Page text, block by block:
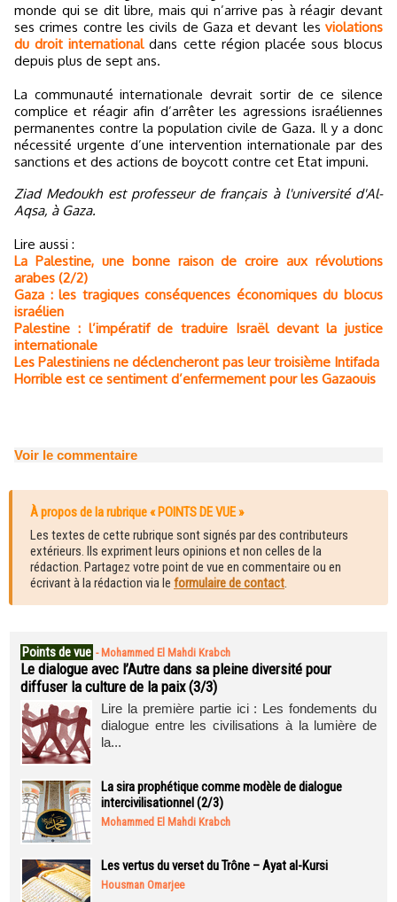
monde qui se dit libre, mais qui n’arrive pas à réagir devant
ses crimes contre les civils de Gaza et devant les violations
du droit internationaldans cette région placée sous blocus
depuis plus de sept ans.
La communauté internationale devrait sortir de ce silence
complice et réagir afin d’arrêter les agressions israéliennes
permanentes contre la population civile de Gaza. Il y a donc
nécessité urgente d’une intervention internationale par des
sanctions et des actions de boycott contre cet Etat impuni.
Ziad Medoukh est professeur de français à l'université d'Al-
Aqsa, à Gaza.
Lire aussi :
La Palestine, une bonne raison de croire aux révolutions
arabes (2/2)
Gaza : les tragiques conséquences économiques du blocus
israélien
Palestine : l’impératif de traduire Israël devant la justice
internationale
Les Palestiniens ne déclencheront pas leur troisième Intifada
Horrible est ce sentiment d’enfermement pour les Gazaouis
Voir le commentaire
À propos de la rubrique « POINTS DE VUE »
Les textes de cette rubrique sont signés par des contributeurs
extérieurs. Ils expriment leurs opinions et non celles de la
rédaction. Partagez votre point de vue en commentaire ou en
écrivant à la rédaction via le formulaire de contact.
Points de vue - Mohammed El Mahdi Krabch
Le dialogue avec l’Autre dans sa pleine diversité pour
diffuser la culture de la paix (3/3)
Lire la première partie ici : Les fondements du
dialogue entre les civilisations à la lumière de
la...
La sira prophétique comme modèle de dialogue
intercivilisationnel (2/3)
Mohammed El Mahdi Krabch
Les vertus du verset du Trône – Ayat al-Kursi
Housman Omarjee